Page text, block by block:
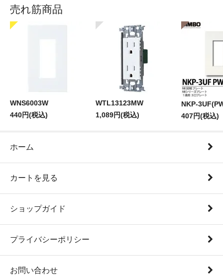
売れ筋商品
WNS6003W
440円(税込)
WTL13123MW
1,089円(税込)
NKP-
407円(税込)
ホーム
カートを見る
ショップガイド
プライバシーポリシー
お問い合わせ